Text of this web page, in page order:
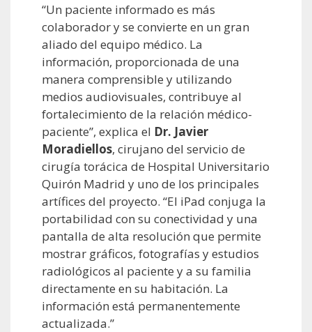
“Un paciente informado es más
colaborador y se convierte en un gran
aliado del equipo médico. La
información, proporcionada de una
manera comprensible y utilizando
medios audiovisuales, contribuye al
fortalecimiento de la relación médico-
paciente”, explica el Dr. Javier
Moradiellos, cirujano del servicio de
cirugía torácica de Hospital Universitario
Quirón Madrid y uno de los principales
artífices del proyecto. “El iPad conjuga la
portabilidad con su conectividad y una
pantalla de alta resolución que permite
mostrar gráficos, fotografías y estudios
radiológicos al paciente y a su familia
directamente en su habitación. La
información está permanentemente
actualizada.”